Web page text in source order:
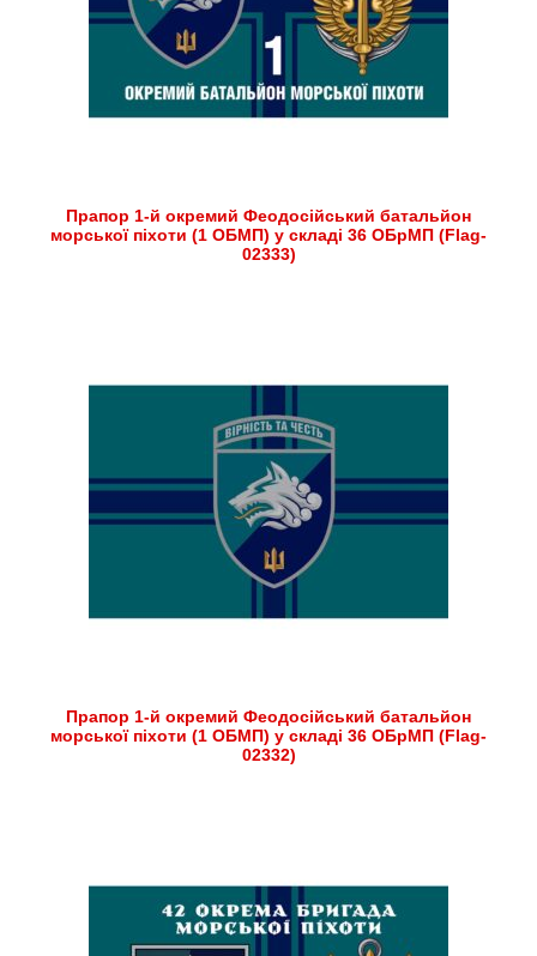
Прапор 1-й окремий Феодосійський батальйон
морської піхоти (1 ОБМП) у складі 36 ОБрМП (Flag-
02333)
Прапор 1-й окремий Феодосійський батальйон
морської піхоти (1 ОБМП) у складі 36 ОБрМП (Flag-
02332)